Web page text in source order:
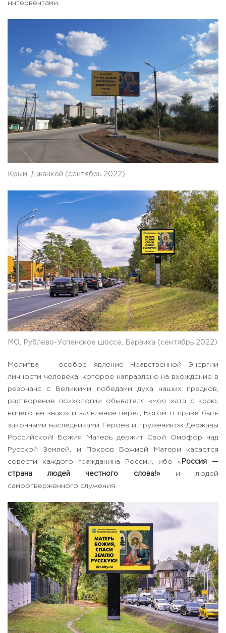
интервентами.
Крым, Джанкой (сентябрь 2022)
МО, Рублево-Успенское шоссе, Барвиха (сентябрь 2022)
Молитва — особое явление Нравственной Энергии
личности человека, которое направлено на вхождение в
резонанс с Великими победами духа наших предков,
растворение психологии обывателя «моя хата с краю,
ничего не знаю» и заявление перед Богом о праве быть
законными наследниками Героев и тружеников Державы
Российской! Божия Матерь держит Свой Омофор над
Русской Землей, и Покров Божией Матери касается
совести каждого гражданина России, ибо « Россия —
страна людей честного слова!»и людей
самоотверженного служения.